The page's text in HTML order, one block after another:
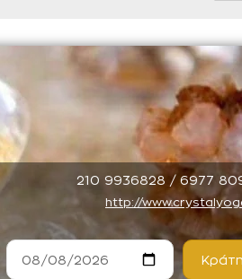
210 9936828 / 6977
http://